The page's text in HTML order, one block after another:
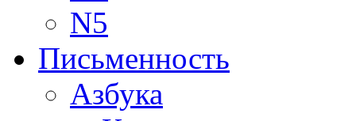
N5
Письменность
Азбука